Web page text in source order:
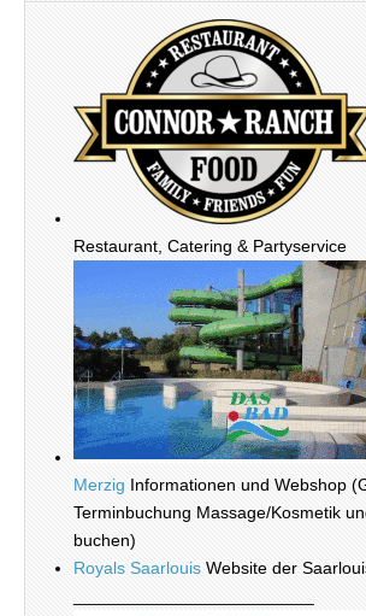
Restaurant, Catering & Partyservice
Merzig Informationen und Webshop
Terminbuchung Massage/Kosmetik
buchen)
Royals Saarlouis Website der